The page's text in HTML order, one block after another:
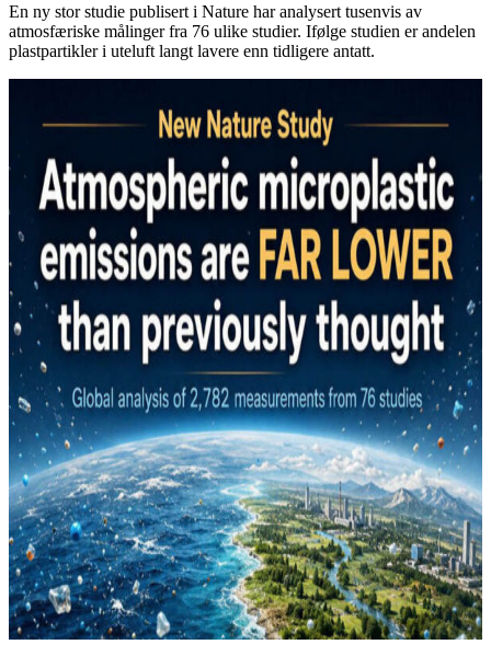
En ny stor studie publisert i Nature har analysert tusenvis av
atmosfæriske målinger fra 76 ulike studier. Ifølge studien er andelen
plastpartikler i uteluft langt lavere enn tidligere antatt.